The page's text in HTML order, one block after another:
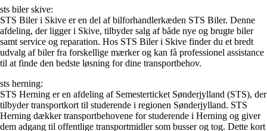
sts biler skive:
STS Biler i Skive er en del af bilforhandlerkæden STS Biler. Denne
afdeling, der ligger i Skive, tilbyder salg af både nye og brugte biler
samt service og reparation. Hos STS Biler i Skive finder du et bredt
udvalg af biler fra forskellige mærker og kan få professionel assistance
til at finde den bedste løsning for dine transportbehov.
sts herning:
STS Herning er en afdeling af Semesterticket Sønderjylland (STS), der
tilbyder transportkort til studerende i regionen Sønderjylland. STS
Herning dækker transportbehovene for studerende i Herning og giver
dem adgang til offentlige transportmidler som busser og tog. Dette kort